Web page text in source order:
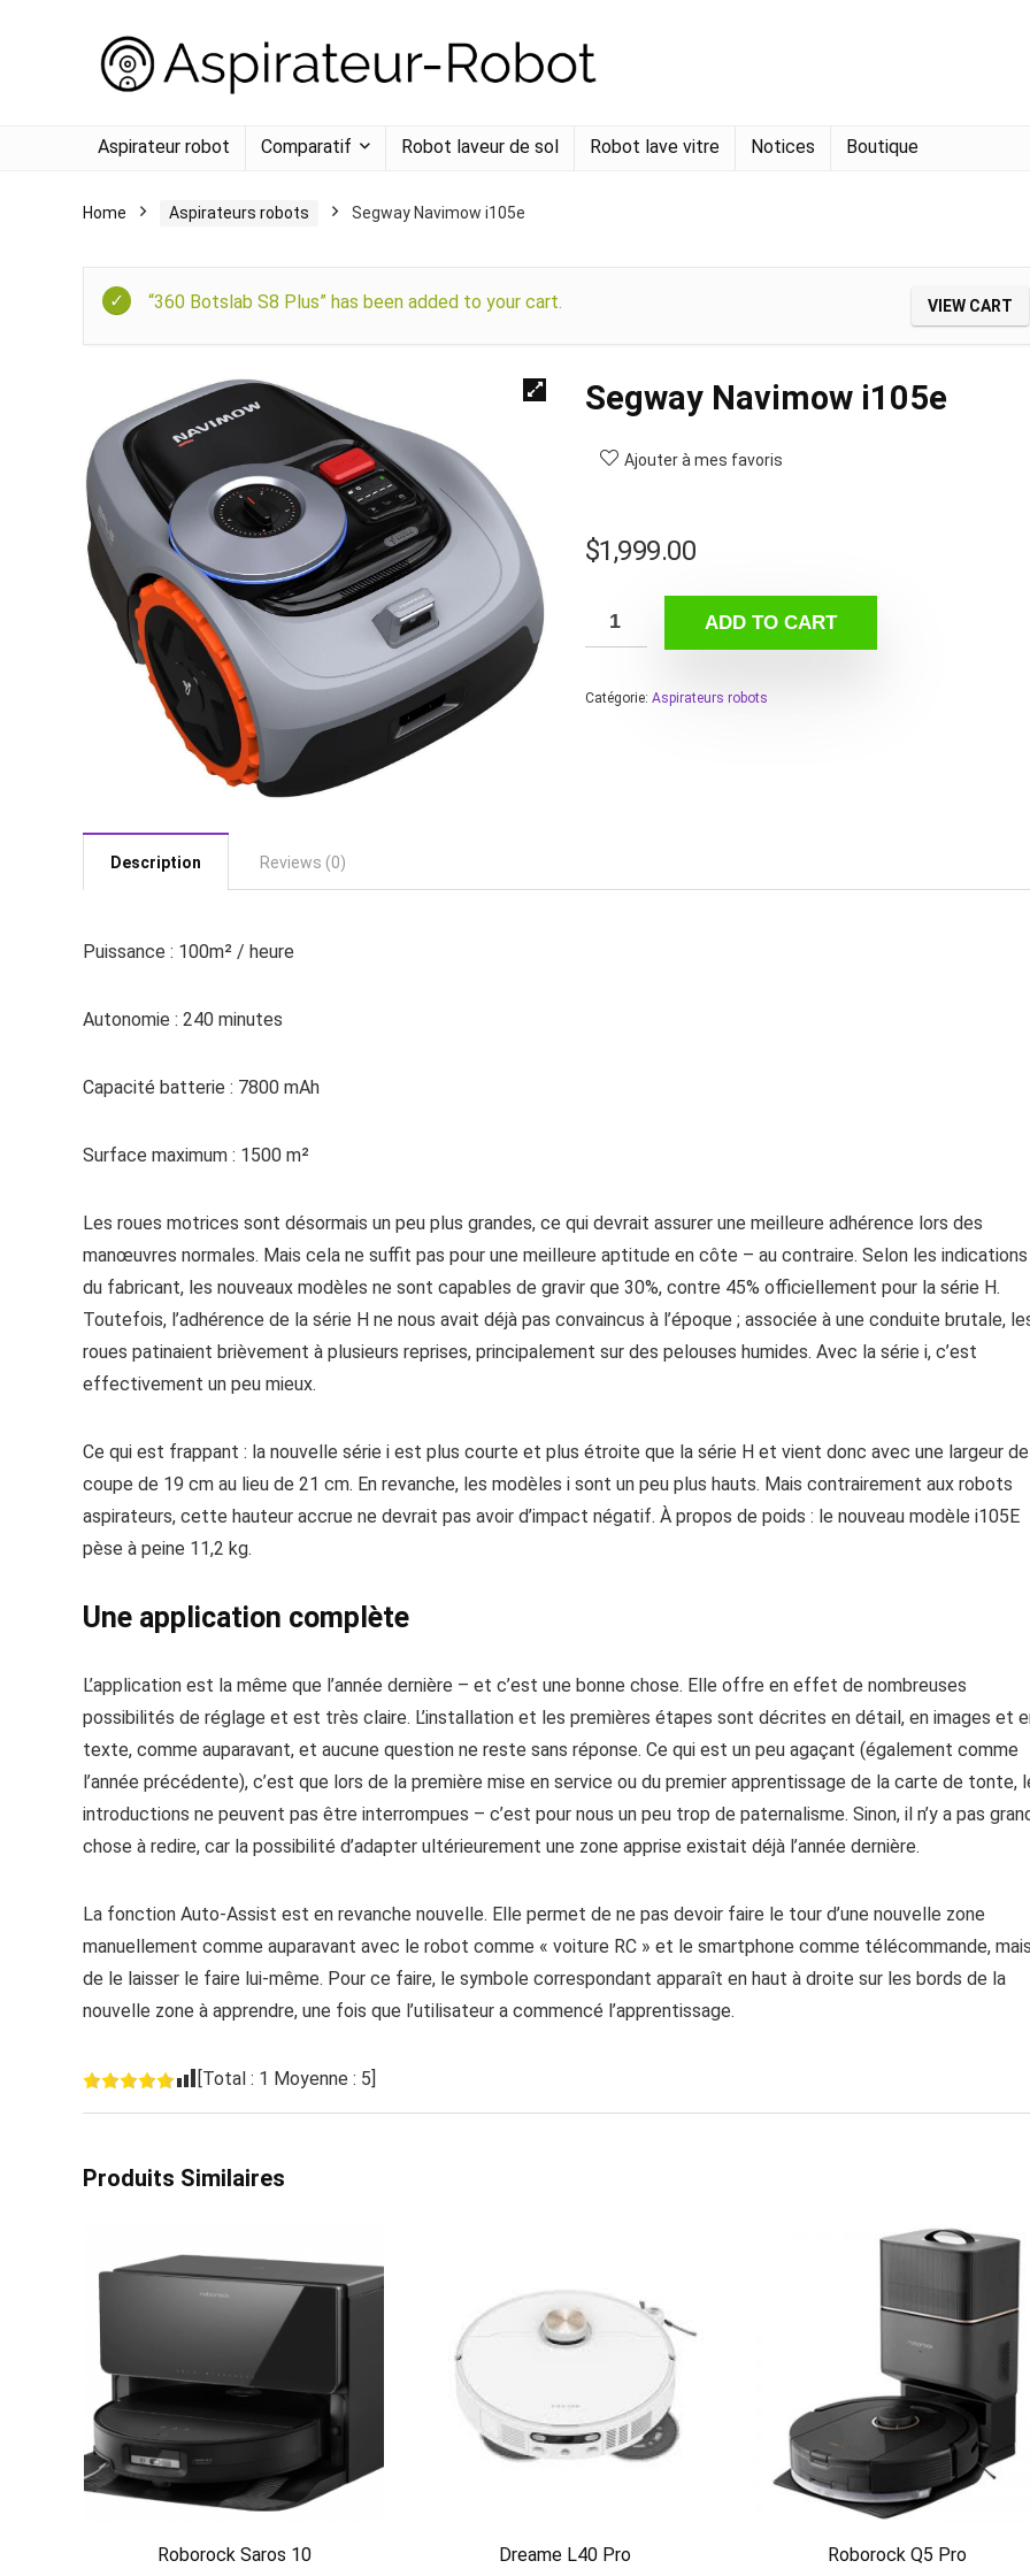
Aspirateur robot Comparatif Robot laveur de sol Robot lave vitre Notices Boutique
Home Aspirateurs robots Segway Navimow i105e
VIEW CART
“360 Botslab S8 Plus” has been added to your cart.
Segway Navimow i105e
Ajouter à mes favoris
$1,999.00
ADD TO CART
Catégorie: Aspirateurs robots
Description Reviews (0)
Puissance : 100m² / heure
Autonomie : 240 minutes
Capacité batterie : 7800 mAh
Surface maximum : 1500 m²
Les roues motrices sont désormais un peu plus grandes, ce qui devrait assurer une meilleure adhérence lors des
manœuvres normales. Mais cela ne suffit pas pour une meilleure aptitude en côte – au contraire. Selon les indications
du fabricant, les nouveaux modèles ne sont capables de gravir que 30%, contre 45% officiellement pour la série H.
Toutefois, l’adhérence de la série H ne nous avait déjà pas convaincus à l’époque ; associée à une conduite brutale,
roues patinaient brièvement à plusieurs reprises, principalement sur des pelouses humides. Avec la série i, c’est
effectivement un peu mieux.
Ce qui est frappant : la nouvelle série i est plus courte et plus étroite que la série H et vient donc avec une largeur de
coupe de 19 cm au lieu de 21 cm. En revanche, les modèles i sont un peu plus hauts. Mais contrairement aux robots
aspirateurs, cette hauteur accrue ne devrait pas avoir d’impact négatif. À propos de poids : le nouveau modèle i105E
pèse à peine 11,2 kg.
Une application complète
L’application est la même que l’année dernière – et c’est une bonne chose. Elle offre en effet de nombreuses
possibilités de réglage et est très claire. L’installation et les premières étapes sont décrites en détail, en images et
texte, comme auparavant, et aucune question ne reste sans réponse. Ce qui est un peu agaçant (également comme
l’année précédente), c’est que lors de la première mise en service ou du premier apprentissage de la carte de tonte,
introductions ne peuvent pas être interrompues – c’est pour nous un peu trop de paternalisme. Sinon, il n’y a pas
chose à redire, car la possibilité d’adapter ultérieurement une zone apprise existait déjà l’année dernière.
La fonction Auto-Assist est en revanche nouvelle. Elle permet de ne pas devoir faire le tour d’une nouvelle zone
manuellement comme auparavant avec le robot comme « voiture RC » et le smartphone comme télécommande, mais
de le laisser le faire lui-même. Pour ce faire, le symbole correspondant apparaît en haut à droite sur les bords de la
nouvelle zone à apprendre, une fois que l’utilisateur a commencé l’apprentissage.
[Total : 1 Moyenne : 5]
Produits Similaires
Roborock Saros 10 Dreame L40 Pro Roborock Q5 Pro